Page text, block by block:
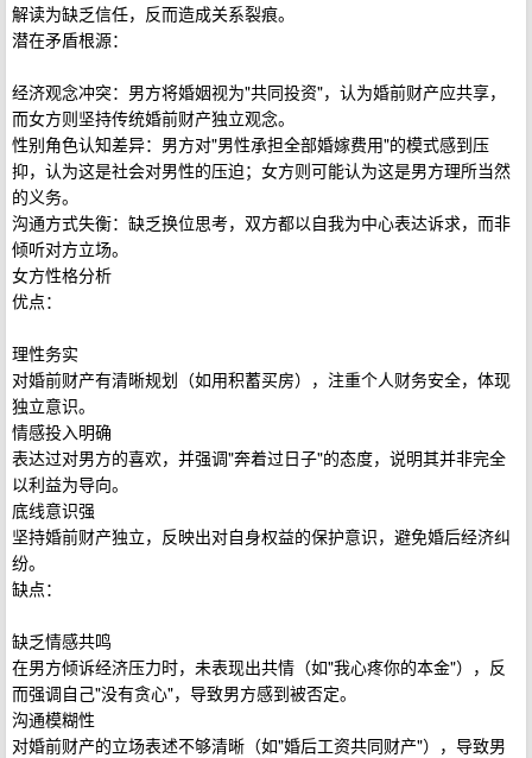
解读为缺乏信任，反而造成关系裂痕。
潜在矛盾根源：
经济观念冲突：男方将婚姻视为"共同投资"，认为婚前财产应共享，
而女方则坚持传统婚前财产独立观念。
性别角色认知差异：男方对"男性承担全部婚嫁费用"的模式感到压
抑，认为这是社会对男性的压迫；女方则可能认为这是男方理所当然
的义务。
沟通方式失衡：缺乏换位思考，双方都以自我为中心表达诉求，而非
倾听对方立场。
女方性格分析
优点：
理性务实
对婚前财产有清晰规划（如用积蓄买房），注重个人财务安全，体现
独立意识。
情感投入明确
表达过对男方的喜欢，并强调"奔着过日子"的态度，说明其并非完全
以利益为导向。
底线意识强
坚持婚前财产独立，反映出对自身权益的保护意识，避免婚后经济纠
纷。
缺点：
缺乏情感共鸣
在男方倾诉经济压力时，未表现出共情（如"我心疼你的本金"），反
而强调自己"没有贪心"，导致男方感到被否定。
沟通模糊性
对婚前财产的立场表述不够清晰（如"婚后工资共同财产"），导致男